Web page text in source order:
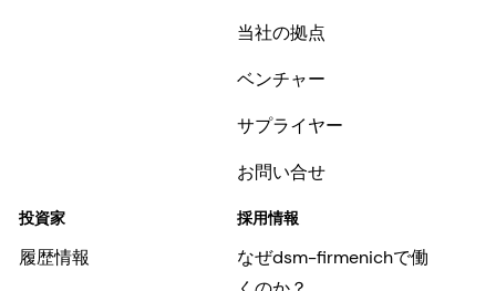
当社の拠点
ベンチャー
サプライヤー
お問い合せ
投資家
履歴情報
採用情報
なぜdsm-firmenichで働